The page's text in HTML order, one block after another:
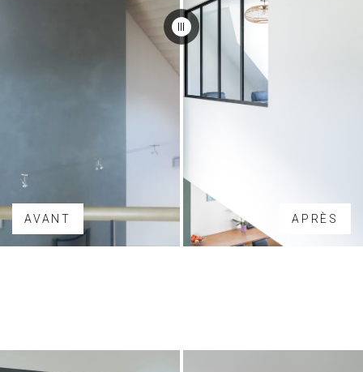
AVANT APRÈS